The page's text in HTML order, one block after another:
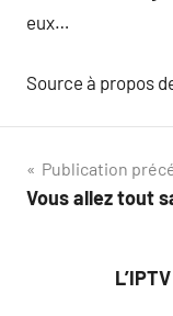
eux…
Source à propos
Navigation
de
Publication
Vous allez tout